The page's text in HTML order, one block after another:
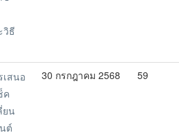
วิธี
สนอ
ค
ยน
ต์
30 กรกฎาคม 2568 59